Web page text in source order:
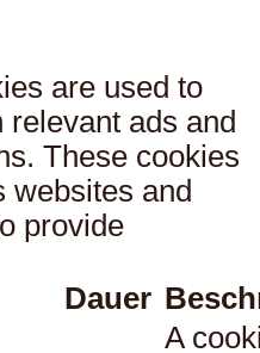
are used to
ads and
These cookies
websites and
provide
Dauer
A